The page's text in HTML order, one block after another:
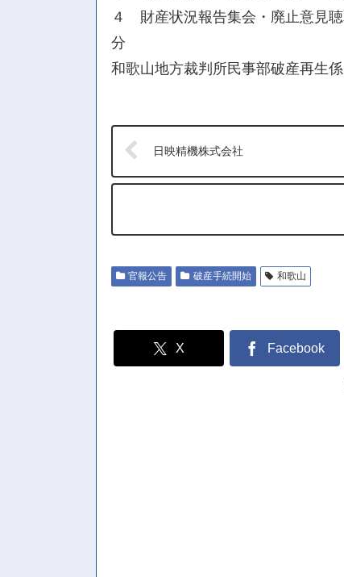
４ 財産状況報告集会・廃止意見
分
和歌山地方裁判所民事部破産再生係
日映精機株式会社
官報公告 破産手続開始 和歌山
X Facebook